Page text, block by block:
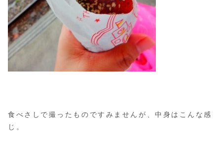
食べさしで撮ったものですみませんが、中身はこんな感
じ。